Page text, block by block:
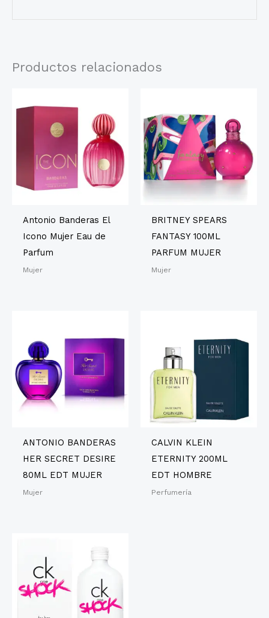
Productos relacionados
Antonio Banderas El
Icono Mujer Eau de
Parfum
Mujer
BRITNEY SPEARS
FANTASY 100ML
PARFUM MUJER
Mujer
ANTONIO BANDERAS
HER SECRET DESIRE
80ML EDT MUJER
Mujer
CALVIN KLEIN
ETERNITY 200ML
EDT HOMBRE
Perfumería